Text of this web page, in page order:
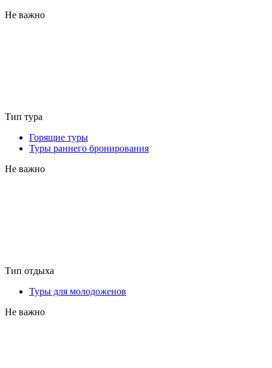
Не важно
Тип тура
Горящие туры
Туры раннего бронирования
Не важно
Тип отдыха
Туры для молодоженов
Не важно